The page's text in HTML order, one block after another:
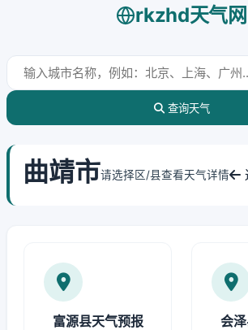
rkzhd天气网
查询天气
曲靖市请选择区/县查看天气详情
富源县天气预报 会